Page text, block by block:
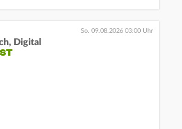
So. 09.08.2026 03:00 Uhr
Digital